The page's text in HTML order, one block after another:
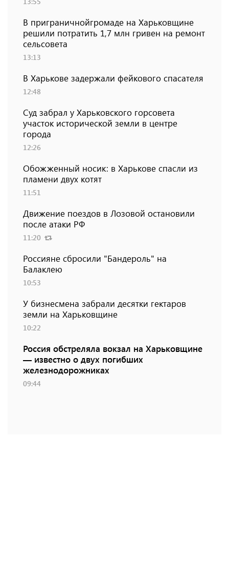
В приграничнойгромаде на Харьковщине
решили потратить 1,7 млн ​​гривен на ремонт
сельсовета
13:13
В Харькове задержали фейкового спасателя
12:48
Суд забрал у Харьковского горсовета
участок исторической земли в центре
города
12:26
Обожженный носик: в Харькове спасли из
пламени двух котят
11:51
Движение поездов в Лозовой остановили
после атаки РФ
11:20
Россияне сбросили "Бандероль" на
Балаклею
10:53
У бизнесмена забрали десятки гектаров
земли на Харьковщине
10:22
Россия обстреляла вокзал на Харьковщине
— известно о двух погибших
железнодорожниках
09:44